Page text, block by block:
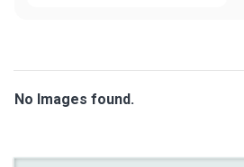
No Images found.